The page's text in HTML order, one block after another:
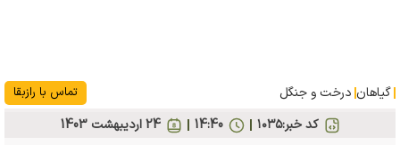
گیاهان درخت و جنگل تماس با رازبقا
کد خبر:۱۰۳۵ 24 ارديبهشت 1403 14:40